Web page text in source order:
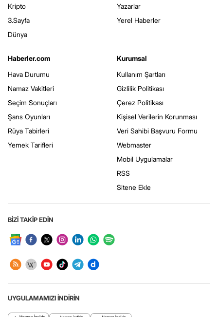
Kripto
3.Sayfa
Dünya
Yazarlar
Yerel Haberler
Haberler.com
Hava Durumu
Namaz Vakitleri
Seçim Sonuçları
Şans Oyunları
Rüya Tabirleri
Yemek Tarifleri
Kurumsal
Kullanım Şartları
Gizlilik Politikası
Çerez Politikası
Kişisel Verilerin Korunması
Veri Sahibi Başvuru Formu
Webmaster
Mobil Uygulamalar
RSS
Sitene Ekle
BİZİ TAKİP EDİN
UYGULAMAMIZI İNDİRİN